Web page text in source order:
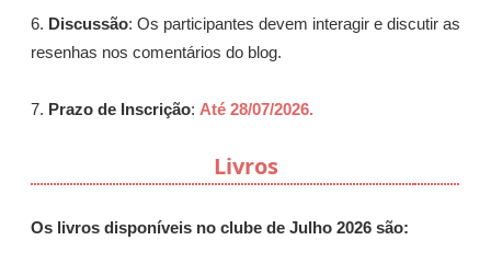
6. Discussão: Os participantes devem interagir e discutir as
resenhas nos comentários do blog.
7. Prazo de Inscrição: Até 28/07/2026.
Livros
Os livros disponíveis no clube de Julho 2026 são: